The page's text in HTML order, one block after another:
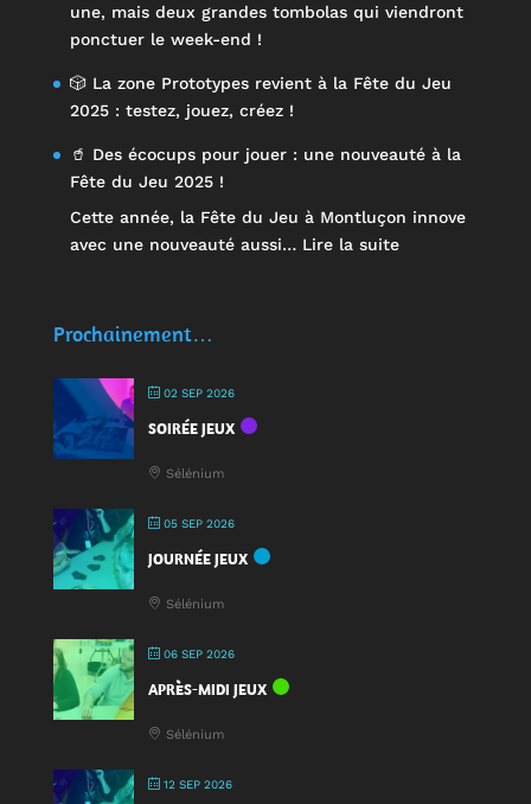
une, mais deux grandes tombolas qui viendront
ponctuer le week-end !
🎲 La zone Prototypes revient à la Fête du Jeu
2025 : testez, jouez, créez !
🥤 Des écocups pour jouer : une nouveauté à la
Fête du Jeu 2025 !
Cette année, la Fête du Jeu à Montluçon innove
avec une nouveauté aussi… Lire la suite:
Prochainement…
02 SEP 2026
SOIRÉE JEUX
Sélénium
05 SEP 2026
JOURNÉE JEUX
Sélénium
06 SEP 2026
APRÈS-MIDI JEUX
Sélénium
12 SEP 2026